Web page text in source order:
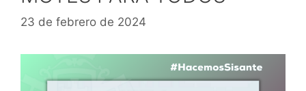
23 de febrero de 2024